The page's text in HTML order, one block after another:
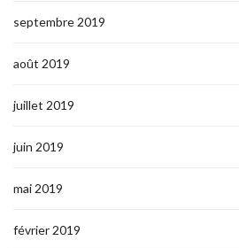
septembre 2019
août 2019
juillet 2019
juin 2019
mai 2019
février 2019